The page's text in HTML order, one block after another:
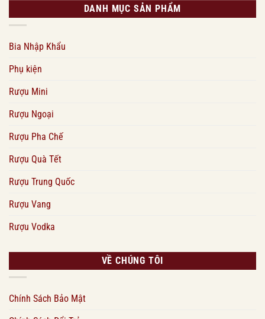
DANH MỤC SẢN PHẨM
Bia Nhập Khẩu
Phụ kiện
Rượu Mini
Rượu Ngoại
Rượu Pha Chế
Rượu Quà Tết
Rượu Trung Quốc
Rượu Vang
Rượu Vodka
VỀ CHÚNG TÔI
Chính Sách Bảo Mật